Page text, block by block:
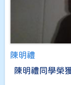
陳明禮
陳明禮同學榮